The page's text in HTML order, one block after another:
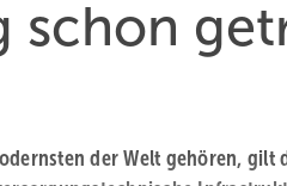
schon
der Welt gehören, gilt